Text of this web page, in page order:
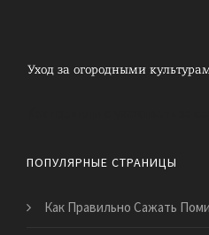
ПОПУЛЯРНЫЕ СТРАНИЦЫ
Как Правильно Сажать